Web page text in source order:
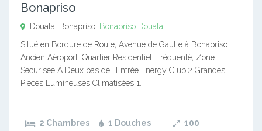
Bonapriso
Douala, Bonapriso, Bonapriso Douala
Situé en Bordure de Route, Avenue de Gaulle à Bonapriso
Ancien Aéroport. Quartier Résidentiel, Fréquenté, Zone
Sécurisée À Deux pas de l’Entrée Energy Club 2 Grandes
Pièces Lumineuses Climatisées 1…
2 Chambres 1 Douches 100